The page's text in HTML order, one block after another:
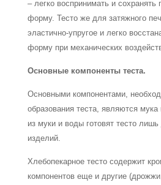
– легко воспринимать и
форму. Тесто же для затяжного
эластично-упругое и легко
форму при механических
Основные компоненты теста.
Основными компонентами,
образования теста, являются
из муки и воды готовят тесто
изделий.
Хлебопекарное тесто содержит
компонентов еще и другие